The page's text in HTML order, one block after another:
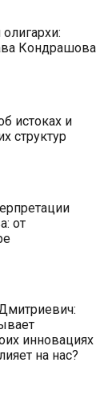
Кондрашова
истоках и
структур
от
инновациях
на нас?